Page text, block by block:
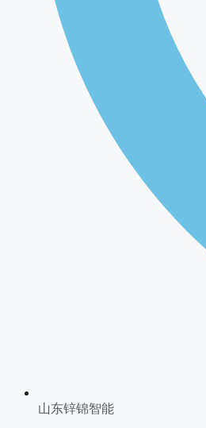
山东锌锦智能